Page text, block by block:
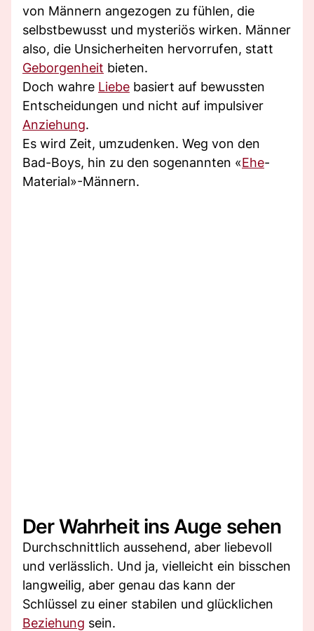
von Männern angezogen zu fühlen, die
selbstbewusst und mysteriös wirken. Männer
also, die Unsicherheiten hervorrufen, statt
Geborgenheit bieten.
Doch wahre Liebe basiert auf bewussten
Entscheidungen und nicht auf impulsiver
Anziehung.
Es wird Zeit, umzudenken. Weg von den
Bad-Boys, hin zu den sogenannten «Ehe-
Material»-Männern.
Der Wahrheit ins Auge sehen
Durchschnittlich aussehend, aber liebevoll
und verlässlich. Und ja, vielleicht ein bisschen
langweilig, aber genau das kann der
Schlüssel zu einer stabilen und glücklichen
Beziehung sein.